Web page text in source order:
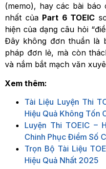
(memo), hay các bài báo
nhất của Part 6 TOEIC
hiện của dạng câu hỏi
Đây không đơn thuần là
pháp đơn lẻ, mà còn
và nắm bắt mạch văn
Xem thêm:
Tài Liệu Luyện Thi
Hiệu Quả Không Tốn
Luyện Thi TOEIC –
Chinh Phục Điểm Số
Trọn Bộ Tài Liệu
Hiệu Quả Nhất 2025